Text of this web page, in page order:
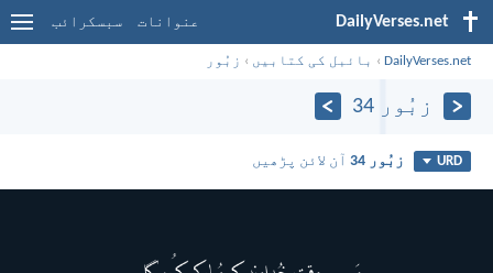
DailyVerses.net عنوانات سبسکرائب
DailyVerses.net
› بائبل کی کتابیں › زبُور
زبُور 34
URD زبُور 34 آن لائن پڑھیں